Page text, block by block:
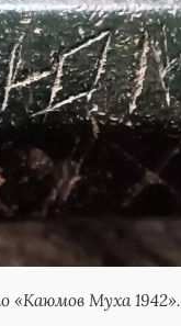
«Каюмов Муха 1942».